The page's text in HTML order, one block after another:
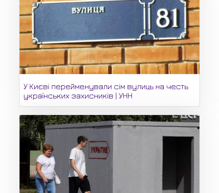
У Києві перейменували сім вулиць на честь
українських захисників | УНН